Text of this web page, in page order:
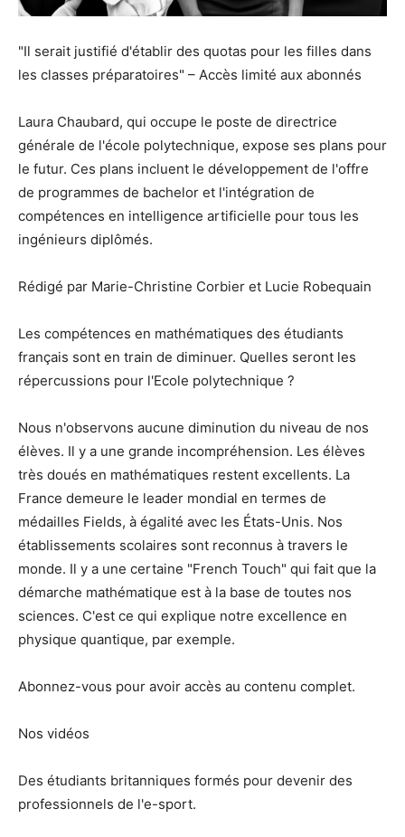
"Il serait justifié d'établir des quotas pour les filles dans
les classes préparatoires" – Accès limité aux abonnés
Laura Chaubard, qui occupe le poste de directrice
générale de l'école polytechnique, expose ses plans pour
le futur. Ces plans incluent le développement de l'offre
de programmes de bachelor et l'intégration de
compétences en intelligence artificielle pour tous les
ingénieurs diplômés.
Rédigé par Marie-Christine Corbier et Lucie Robequain
Les compétences en mathématiques des étudiants
français sont en train de diminuer. Quelles seront les
répercussions pour l'Ecole polytechnique ?
Nous n'observons aucune diminution du niveau de nos
élèves. Il y a une grande incompréhension. Les élèves
très doués en mathématiques restent excellents. La
France demeure le leader mondial en termes de
médailles Fields, à égalité avec les États-Unis. Nos
établissements scolaires sont reconnus à travers le
monde. Il y a une certaine "French Touch" qui fait que la
démarche mathématique est à la base de toutes nos
sciences. C'est ce qui explique notre excellence en
physique quantique, par exemple.
Abonnez-vous pour avoir accès au contenu complet.
Nos vidéos
Des étudiants britanniques formés pour devenir des
professionnels de l'e-sport.